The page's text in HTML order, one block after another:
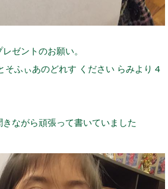
ゼントのお願い。
そふぃあのどれす ください らみより 4
ながら頑張って書いていました